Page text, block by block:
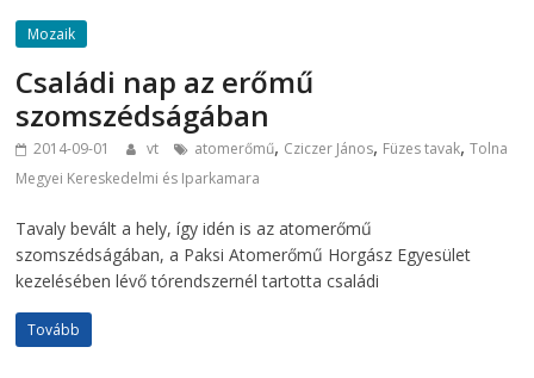
Mozaik
Családi nap az erőmű
szomszédságában
2014-09-01 vt atomerőmű, Cziczer János, Füzes tavak,Tolna
Megyei Kereskedelmi és Iparkamara
Tavaly bevált a hely, így idén is az atomerőmű
szomszédságában, a Paksi Atomerőmű Horgász Egyesület
kezelésében lévő tórendszernél tartotta családi
Tovább